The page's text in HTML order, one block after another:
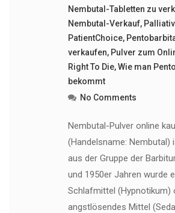
Nembutal-Tabletten zu
Nembutal-Verkauf,
PatientChoice,
verkaufen, Pulver zum
Right To Die,Wie man
bekommt
No Comments
Nembutal-Pulver online
(Handelsname: Nembutal)
aus der Gruppe der
und 1950er Jahren wurde
Schlafmittel (Hypnotikum)
angstlösendes Mittel